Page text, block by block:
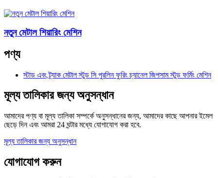
নতুন মেটাল শিয়ারিং মেশিন
পণ্য
স্টাড এবং ট্র্যাক মেটাল স্টুড সি পুরলিন ফুরিং চ্যানেল জিপসাম স্টুড ফর্মিং মেশিন
মূল্য তালিকার জন্য অনুসন্ধান
আমাদের পণ্য বা মূল্য তালিকা সম্পর্কে অনুসন্ধানের জন্য, আমাদের কাছে আপনার ইমেল
ছেড়ে দিন এবং আমরা 24 ঘন্টার মধ্যে যোগাযোগ করা হবে.
মূল্য তালিকার জন্য অনুসন্ধান
যোগাযোগ করুন